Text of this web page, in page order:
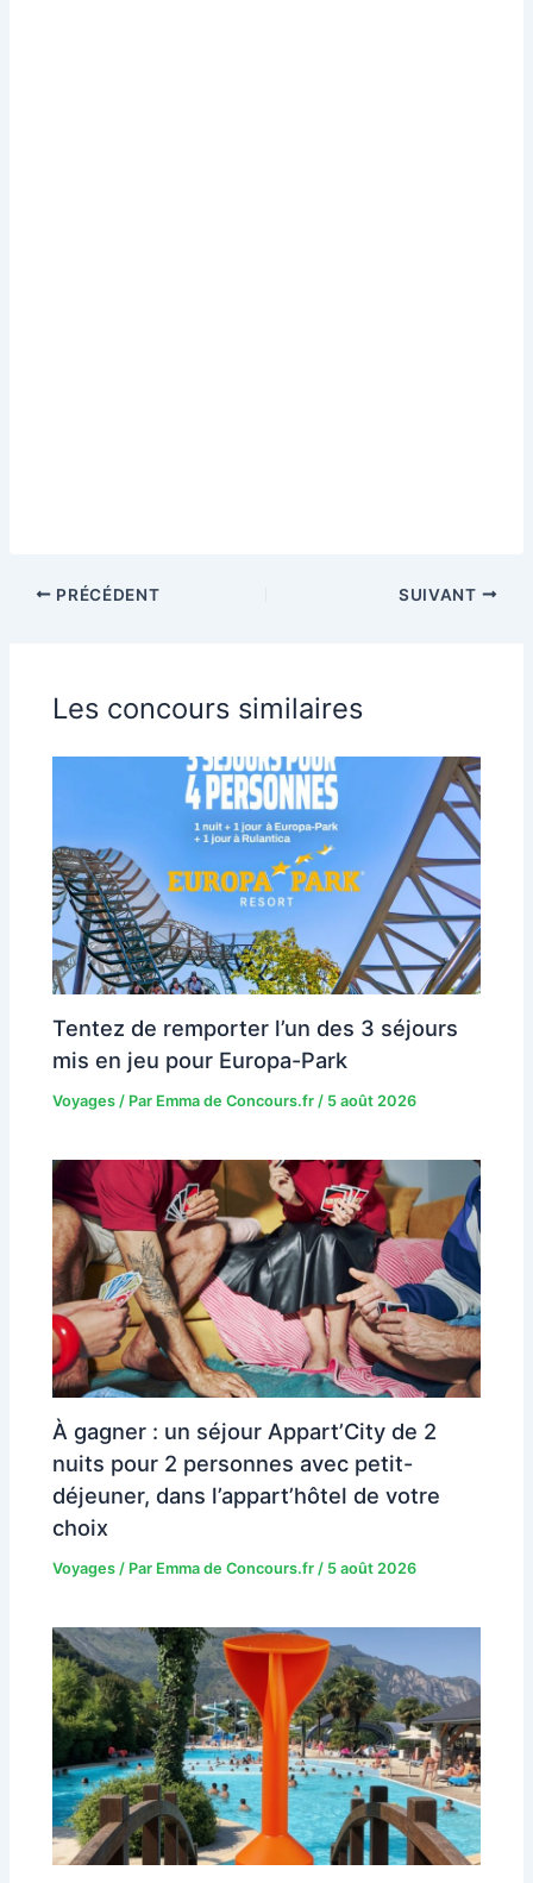
PRÉCÉDENT SUIVANT
Les concours similaires
Tentez de remporter l’un des 3 séjours
mis en jeu pour Europa-Park
Voyages / Par Emma de Concours.fr / 5 août 2026
À gagner : un séjour Appart’City de 2
nuits pour 2 personnes avec petit-
déjeuner, dans l’appart’hôtel de votre
choix
Voyages / Par Emma de Concours.fr / 5 août 2026